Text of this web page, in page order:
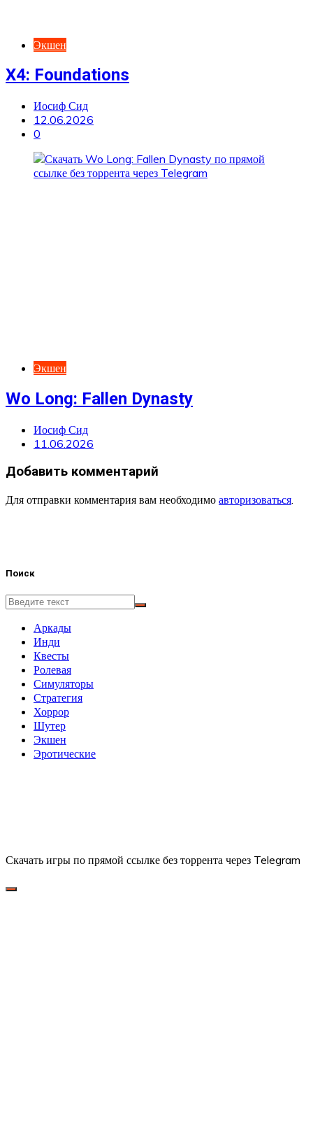
Экшен
X4: Foundations
Иосиф Сид
12.06.2026
0
Экшен
Wo Long: Fallen Dynasty
Иосиф Сид
11.06.2026
Добавить комментарий
Для отправки комментария вам необходимо авторизоваться
Поиск
Аркады
Инди
Квесты
Ролевая
Симуляторы
Стратегия
Хоррор
Шутер
Экшен
Эротические
Скачать игры по прямой ссылке без торрента через Telegram